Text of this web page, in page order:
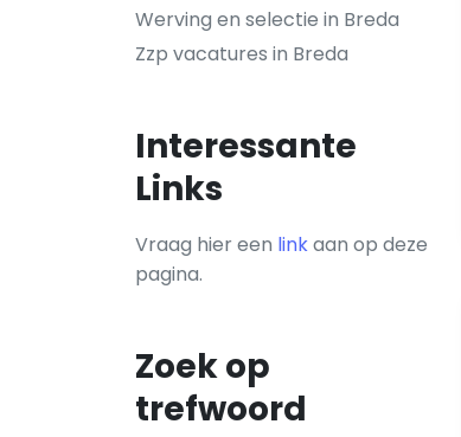
Werving en selectie in Breda
Zzp vacatures in Breda
Interessante
Links
Vraag hier een linkaan op deze
pagina.
Zoek op
trefwoord